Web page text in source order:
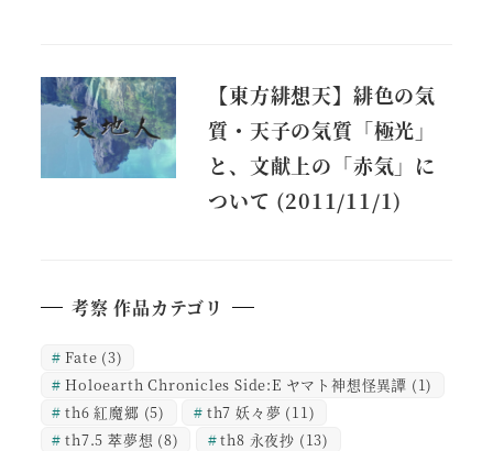
【東方緋想天】緋色の気
質・天子の気質「極光」
と、文献上の「赤気」に
ついて (2011/11/1)
考察 作品カテゴリ
Fate (3)
Holoearth Chronicles Side:E ヤマト神想怪異譚 (1)
th6 紅魔郷 (5) th7 妖々夢 (11)
th7.5 萃夢想 (8) th8 永夜抄 (13)